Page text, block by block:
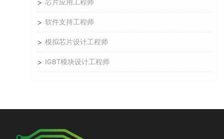
芯片应用工程师
软件支持工程师
模拟芯片设计工程师
IGBT模块设计工程师